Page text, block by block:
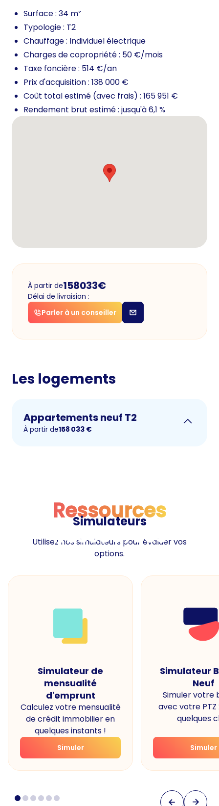
Surface : 34 m²
Typologie : T2
Chauffage : Individuel électrique
Charges de copropriété : 50 €/mois
Taxe foncière : 514 €/an
Prix d'acquisition : 138 000 €
Coût total estimé (avec frais) : 165 951 €
Rendement brut estimé : jusqu'à 6,1 %
À partir de158033€
Délai de livraision :
Parler à un conseiller
Les logements
Appartements neuf T2
À partir de158 033 €
Ressources
Ressources
Simulateurs
Utilisez nos simulateurs pour évaluer vos
options.
Simulateur de
mensualité
d'emprunt
Calculez votre mensualité
de crédit immobilier en
quelques instants !
Simuler
Simulateur
Neuf
Simuler votre
avec votre PTZ
quelques
Simuler